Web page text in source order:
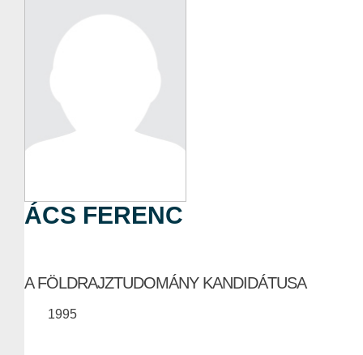
ÁCS FERENC
A FÖLDRAJZTUDOMÁNY KANDIDÁTUSA
1995